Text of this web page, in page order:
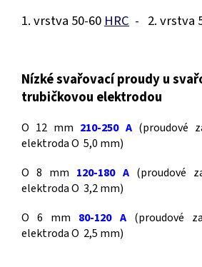
1. vrstva 50-60 HRC - 2. vrstva
Nízké svařovací proudy u
trubičkovou elektrodou
O 12 mm 210-250 A (proudové
elektroda O 5,0 mm)
O 8 mm 120-180 A (proudové
elektroda O 3,2 mm)
O 6 mm 80-120 A (proudové
elektroda O 2,5 mm)